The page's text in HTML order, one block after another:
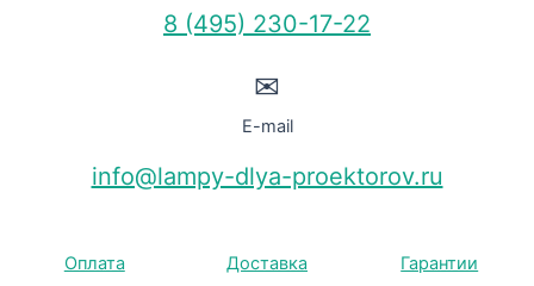
8 (495) 230-17-22
✉
E-mail
info@lampy-dlya-proektorov.ru
Оплата Доставка
Гарантии